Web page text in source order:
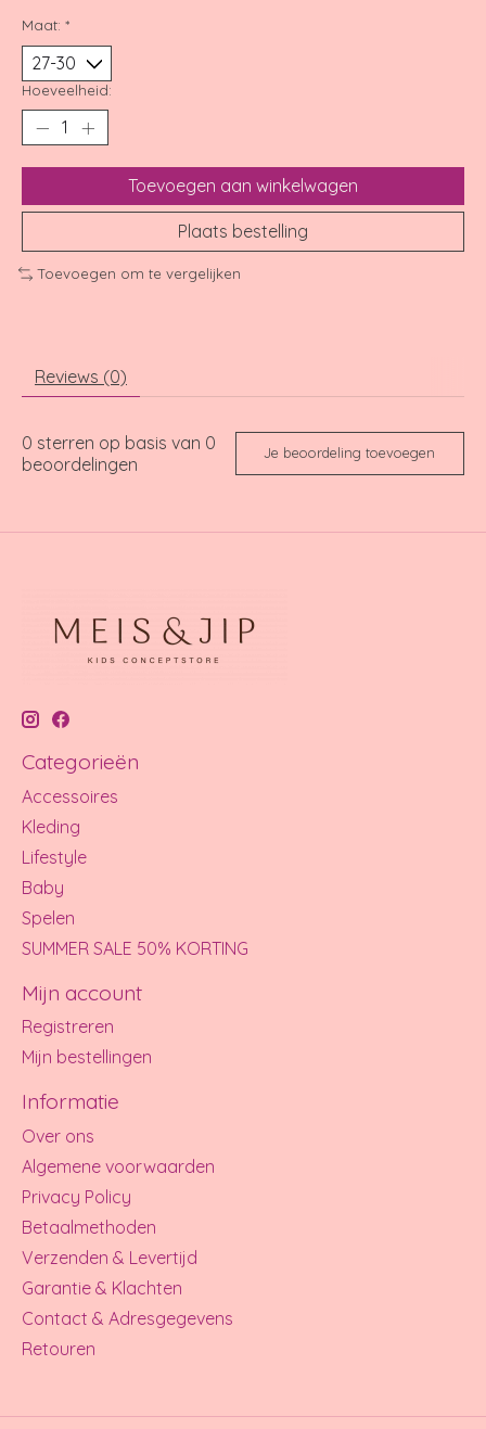
Maat: *
Hoeveelheid:
Toevoegen aan winkelwagen
Plaats bestelling
Toevoegen om te vergelijken
Reviews (0)
0 sterren op basis van 0
beoordelingen
Je beoordeling toevoegen
Categorieën
Accessoires
Kleding
Lifestyle
Baby
Spelen
SUMMER SALE 50% KORTING
Mijn account
Registreren
Mijn bestellingen
Informatie
Over ons
Algemene voorwaarden
Privacy Policy
Betaalmethoden
Verzenden & Levertijd
Garantie & Klachten
Contact & Adresgegevens
Retouren